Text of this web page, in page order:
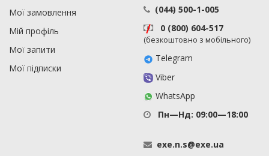
Мої замовлення
Мій профіль
Мої запити
Мої підписки
(044) 500-1-005
0 (800) 604-517
(безкоштовно з мобільного)
Telegram
Viber
WhatsApp
Пн—Нд: 09:00—18:00
exe.n.s@exe.ua